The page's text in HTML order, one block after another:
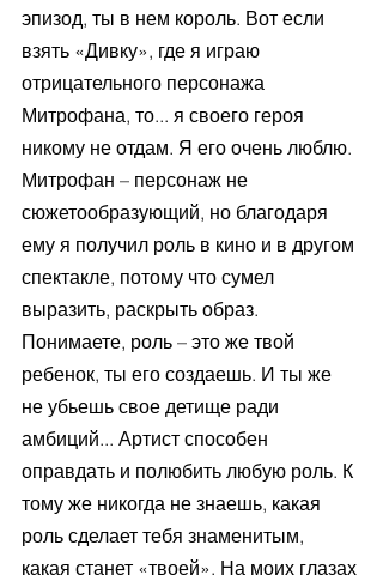
эпизод, ты в нем король. Вот если
взять «Дивку», где я играю
отрицательного персонажа
Митрофана, то... я своего героя
никому не отдам. Я его очень люблю.
Митрофан – персонаж не
сюжетообразующий, но благодаря
ему я получил роль в кино и в другом
спектакле, потому что сумел
выразить, раскрыть образ.
Понимаете, роль – это же твой
ребенок, ты его создаешь. И ты же
не убьешь свое детище ради
амбиций... Артист способен
оправдать и полюбить любую роль. К
тому же никогда не знаешь, какая
роль сделает тебя знаменитым,
какая станет «твоей». На моих глазах